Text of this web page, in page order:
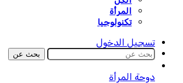
المرأة
تكنولوجيا
تسجيل الدخول
بحث عن
دوحة المرأة